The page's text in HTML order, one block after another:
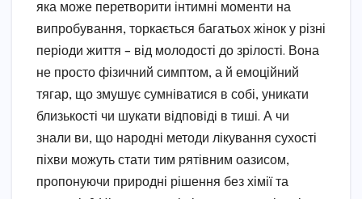
яка може перетворити інтимні моменти на
випробування, торкається багатьох жінок у різні
періоди життя – від молодості до зрілості. Вона
не просто фізичний симптом, а й емоційний
тягар, що змушує сумніватися в собі, уникати
близькості чи шукати відповіді в тиші. А чи
знали ви, що народні методи лікування сухості
піхви можуть стати тим рятівним оазисом,
пропонуючи природні рішення без хімії та